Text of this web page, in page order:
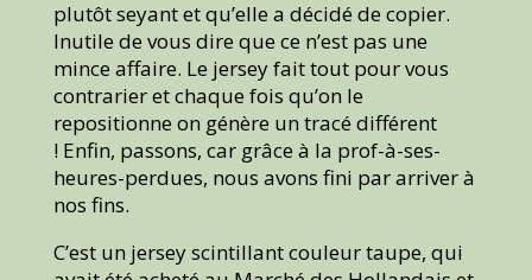
plutôt seyant et qu’elle a décidé de copier.
Inutile de vous dire que ce n’est pas une
mince affaire. Le jersey fait tout pour vous
contrarier et chaque fois qu’on le
repositionne on génère un tracé différent
! Enfin, passons, car grâce à la prof-à-ses-
heures-perdues, nous avons fini par arriver à
nos fins.
C’est un jersey scintillant couleur taupe, qui